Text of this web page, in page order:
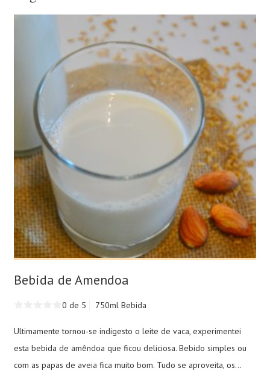
Bebida de Amendoa
0 de 5 750ml Bebida
Ultimamente tornou-se indigesto o leite de vaca, experimentei
esta bebida de amêndoa que ficou deliciosa. Bebido simples ou
com as papas de aveia fica muito bom. Tudo se aproveita, os...